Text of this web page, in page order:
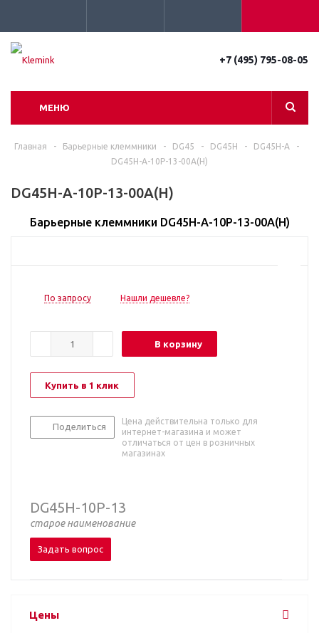
+7 (495) 795-08-05
МЕНЮ
Главная - Барьерные клеммники - DG45 - DG45H - DG45H-A
-
DG45H-A-10P-13-00A(H)
DG45H-A-10P-13-00A(H)
Барьерные клеммники DG45H-A-10P-13-00A(H)
По запросу Нашли дешевле?
В корзину
Купить в 1 клик
Поделиться
Цена действительна только для
интернет-магазина и может
отличаться от цен в розничных
магазинах
DG45H-10P-13
старое наименование
Задать вопрос
Цены